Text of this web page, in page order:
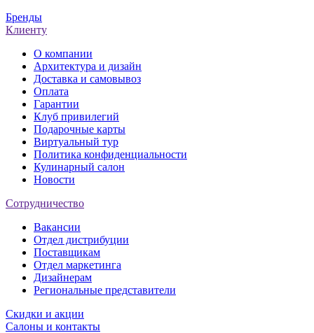
Бренды
Клиенту
О компании
Архитектура и дизайн
Доставка и самовывоз
Оплата
Гарантии
Клуб привилегий
Подарочные карты
Виртуальный тур
Политика конфиденциальности
Кулинарный салон
Новости
Сотрудничество
Вакансии
Отдел дистрибуции
Поставщикам
Отдел маркетинга
Дизайнерам
Региональные представители
Скидки и акции
Салоны и контакты